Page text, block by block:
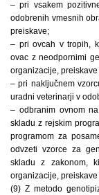
– pri vsakem
odobrenih vmesnih
preiskave;
– pri ovcah v tropih,
ovac z neodpornimi
organizacije,
– pri naključnem
uradni veterinarji v
– odbranim ovnom
skladu z rejskim
programom za
odvzeti vzorce za
skladu z zakonom,
organizacije, preiskave
(9) Z metodo